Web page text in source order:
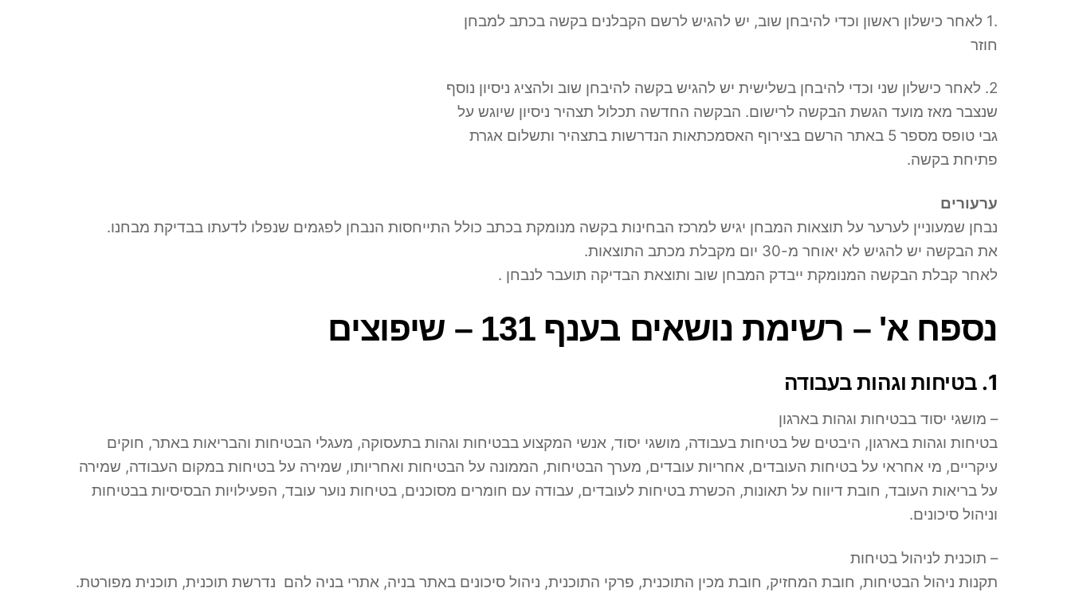
.1 לאחר כישלון ראשון וכדי להיבחן שוב, יש להגיש לרשם הקבלנים בקשה בכתב למבחן
חוזר
2. לאחר כישלון שני וכדי להיבחן בשלישית יש להגיש בקשה להיבחן שוב ולהציג ניסיון נוסף
שנצבר מאז מועד הגשת הבקשה לרישום. הבקשה החדשה תכלול תצהיר ניסיון שיוגש על
גבי טופס מספר 5 באתר הרשם בצירוף האסמכתאות הנדרשות בתצהיר ותשלום אגרת
פתיחת בקשה.
ערעורים
נבחן שמעוניין לערער על תוצאות המבחן יגיש למרכז הבחינות בקשה מנומקת בכתב כולל התייחסות הנבחן לפגמים שנפלו לדעתו בבדיקת מבחנו.
את הבקשה יש להגיש לא יאוחר מ-30 יום מקבלת מכתב התוצאות.
לאחר קבלת הבקשה המנומקת ייבדק המבחן שוב ותוצאת הבדיקה תועבר לנבחן .
נספח א' – רשימת נושאים בענף 131 – שיפוצים
1. בטיחות וגהות בעבודה
– מושגי יסוד בבטיחות וגהות בארגון
בטיחות וגהות בארגון, היבטים של בטיחות בעבודה, מושגי יסוד, אנשי המקצוע בבטיחות וגהות בתעסוקה, מעגלי הבטיחות והבריאות באתר, חוקים
עיקריים, מי אחראי על בטיחות העובדים, אחריות עובדים, מערך הבטיחות, הממונה על הבטיחות ואחריותו, שמירה על בטיחות במקום העבודה, שמירה
על בריאות העובד, חובת דיווח על תאונות, הכשרת בטיחות לעובדים, עבודה עם חומרים מסוכנים, בטיחות נוער עובד, הפעילויות הבסיסיות בבטיחות
וניהול סיכונים.
– תוכנית לניהול בטיחות
תקנות ניהול הבטיחות, חובת המחזיק, חובת מכין התוכנית, פרקי התוכנית, ניהול סיכונים באתר בניה, אתרי בניה להם נדרשת תוכנית, תוכנית מפורטת.